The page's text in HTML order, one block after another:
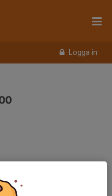
Logga in